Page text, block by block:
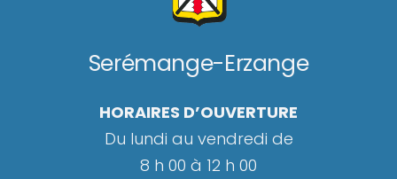
Serémange-Erzange
HORAIRES D’OUVERTURE
Du lundi au vendredi de
8 h 00 à 12 h 00